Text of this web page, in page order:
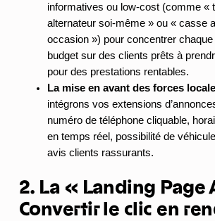
informatives ou low-cost (comme «
alternateur soi-même » ou « casse
occasion ») pour concentrer
budget sur des clients prêts à
pour des prestations rentables.
La mise en avant des forces
intégrons vos extensions
numéro de téléphone cliquable,
en temps réel, possibilité de
avis clients rassurants.
2. La « Landing Page
Convertir le clic en